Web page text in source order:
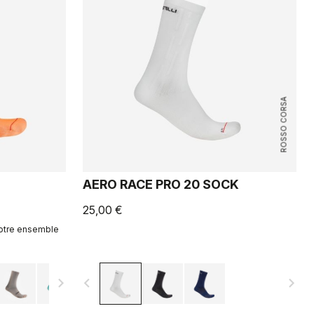
ensemble
navigate_next
ROSSO CORSA
AERO RACE PRO 20 SOCK
25,00 €
navigate_before navigate_next